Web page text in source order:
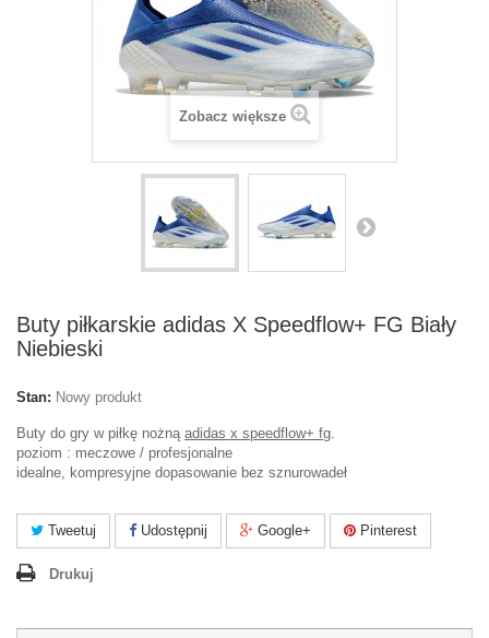
Zobacz większe
Buty piłkarskie adidas X Speedflow+ FG Biały
Niebieski
Stan: Nowy produkt
Buty do gry w piłkę nożną adidas x speedflow+ fg.
poziom : meczowe / profesjonalne
idealne, kompresyjne dopasowanie bez sznurowadeł
Tweetuj Udostępnij Google+ Pinterest
Drukuj